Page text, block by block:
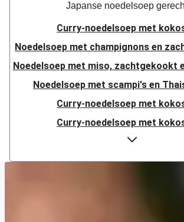
Japanse noedelsoep
Curry-noedelsoep met
Noedelsoep met champignons en
Noedelsoep met miso, zachtgekookt
Noedelsoep met scampi's en
Curry-noedelsoep met
Curry-noedelsoep met
Curry-noedelsoep met
Fusion noedelsoep met kip en sticky